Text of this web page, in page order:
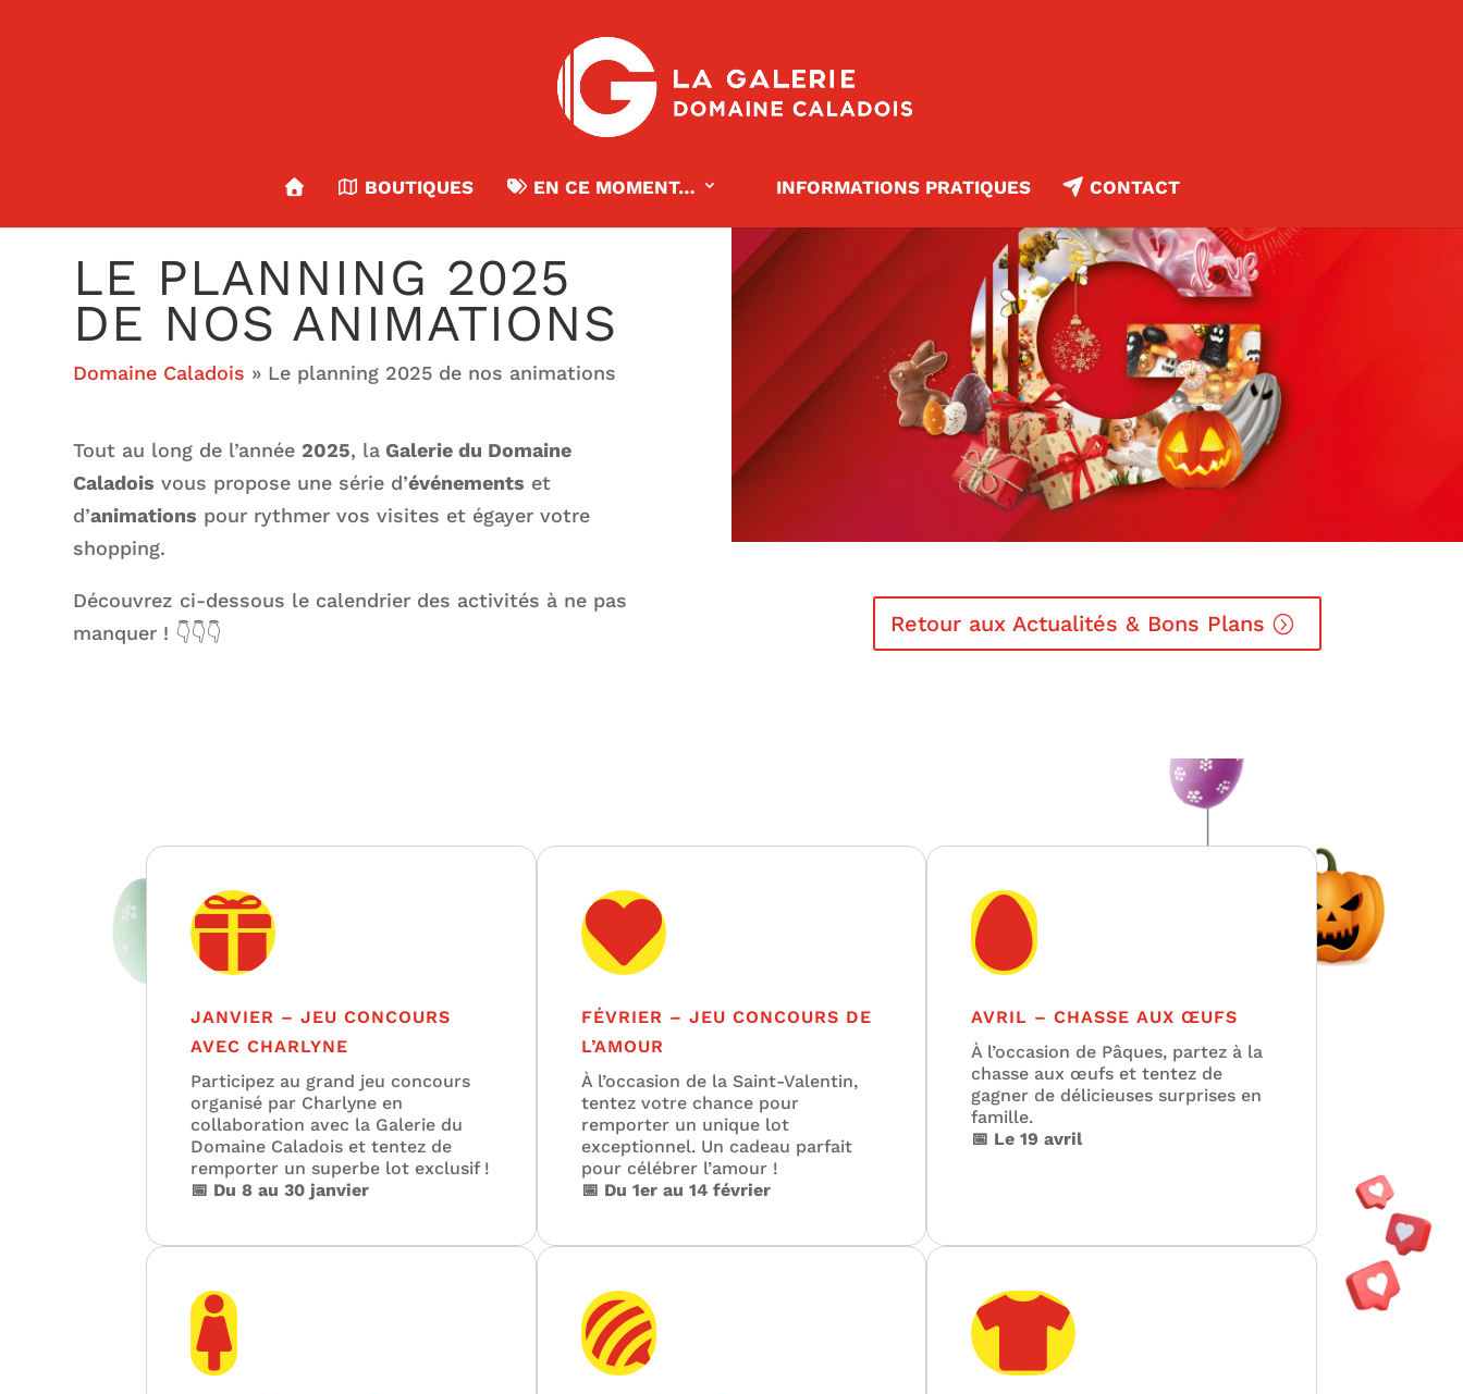
BOUTIQUES EN CE MOMENT… INFORMATIONS PRATIQUES CONTACT
LE PLANNING 2025
DE NOS ANIMATIONS
Domaine Caladois » Le planning 2025 de nos animations
Tout au long de l’année2025, la Galerie du Domaine
Caladois vous propose une série d’événements et
d’animations pour rythmer vos visites et égayer votre
shopping.
Découvrez ci-dessous le calendrier des activités à ne pas
manquer ! 👇👇👇
Retour aux Actualités & Bons Plans

JANVIER – JEU CONCOURS
AVEC CHARLYNE
Participez au grand jeu concours
organisé par Charlyne en
collaboration avec la Galerie du
Domaine Caladois et tentez de
remporter un superbe lot exclusif !
📅 Du 8 au 30 janvier

FÉVRIER – JEU CONCOURS DE
L’AMOUR
À l’occasion de la Saint-Valentin,
tentez votre chance pour
remporter un unique lot
exceptionnel. Un cadeau parfait
pour célébrer l’amour !
📅 Du 1er au 14 février

AVRIL – CHASSE AUX ŒUFS
À l’occasion de Pâques, partez à la
chasse aux œufs et tentez de
gagner de délicieuses surprises en
famille.
📅 Le 19 avril
  